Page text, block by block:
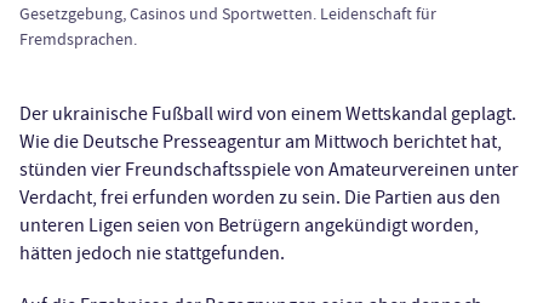
Gesetzgebung, Casinos und Sportwetten. Leidenschaft für
Fremdsprachen.
Der ukrainische Fußball wird von einem Wettskandal geplagt.
Wie die Deutsche Presseagentur am Mittwoch berichtet hat,
stünden vier Freundschaftsspiele von Amateurvereinen unter
Verdacht, frei erfunden worden zu sein. Die Partien aus den
unteren Ligen seien von Betrügern angekündigt worden,
hätten jedoch nie stattgefunden.